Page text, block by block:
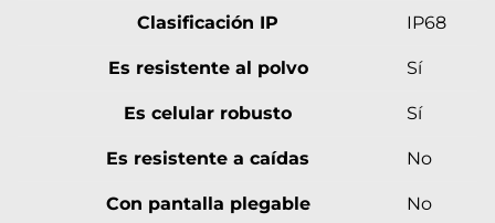
Clasificación IP IP68
Es resistente al polvo Sí
Es celular robusto Sí
Es resistente a caídas No
Con pantalla plegable No